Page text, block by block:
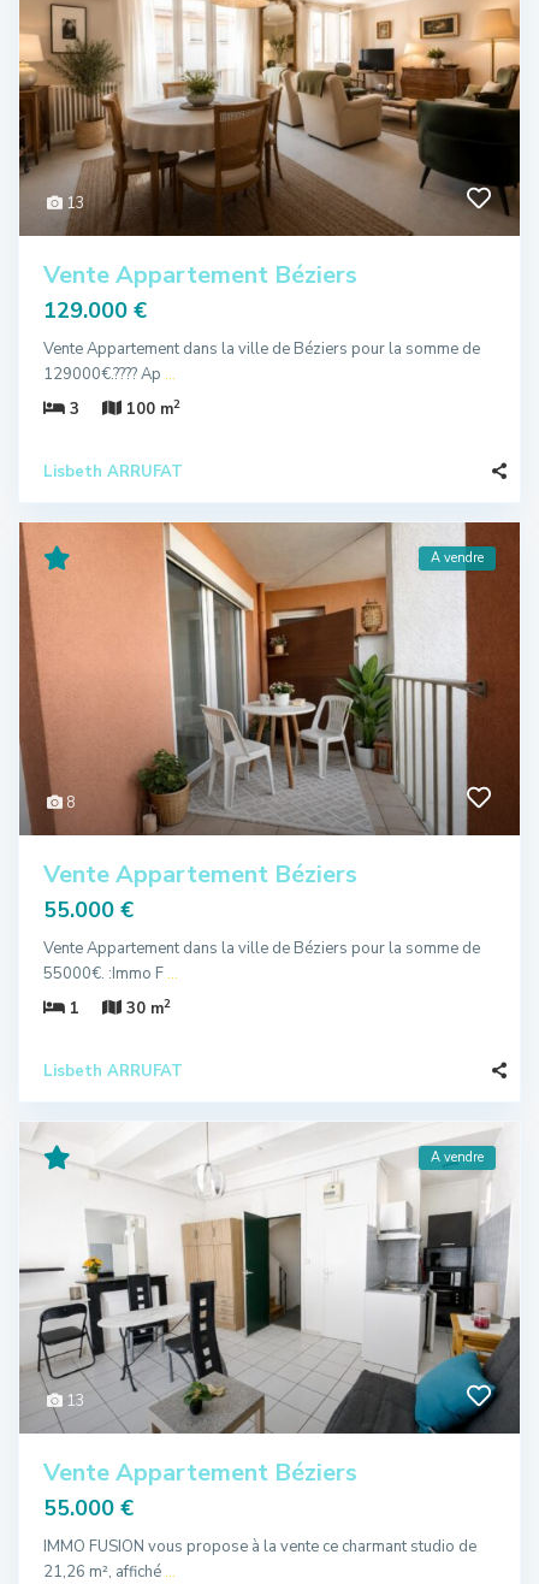
13
Vente Appartement Béziers
129.000 €
Vente Appartement dans la ville de Béziers pour la somme de
129000€.???? Ap ...
3
100 m2
Lisbeth ARRUFAT
8
A vendre
Vente Appartement Béziers
55.000 €
Vente Appartement dans la ville de Béziers pour la somme de
55000€. :Immo F ...
1
30 m2
Lisbeth ARRUFAT
13
A vendre
Vente Appartement Béziers
55.000 €
IMMO FUSION vous propose à la vente ce charmant studio de
21,26 m², affiché ...